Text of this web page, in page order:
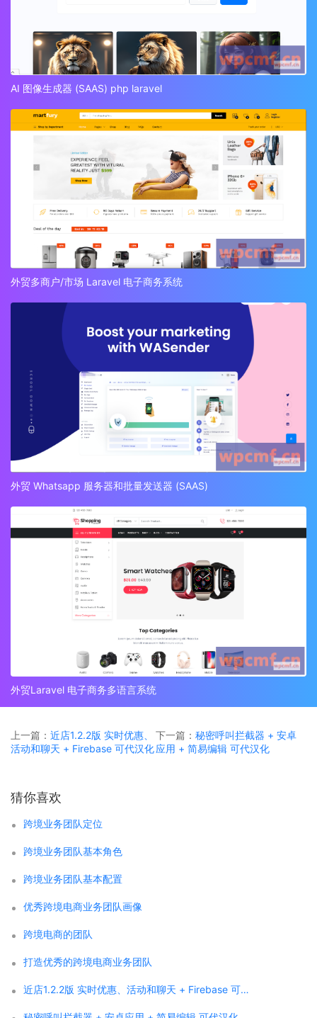
AI 图像生成器 (SAAS) php laravel
外贸多商户/市场 Laravel 电子商务系统
外贸 Whatsapp 服务器和批量发送器 (SAAS)
外贸Laravel 电子商务多语言系统
上一篇： 近店1.2.2版 实时优惠、
活动和聊天 + Firebase 可代汉化
下一篇： 秘密呼叫拦截器 + 安卓
应用 + 简易编辑 可代汉化
猜你喜欢
跨境业务团队定位
跨境业务团队基本角色
跨境业务团队基本配置
优秀跨境电商业务团队画像
跨境电商的团队
打造优秀的跨境电商业务团队
近店1.2.2版 实时优惠、活动和聊天 + Firebase 可代汉化